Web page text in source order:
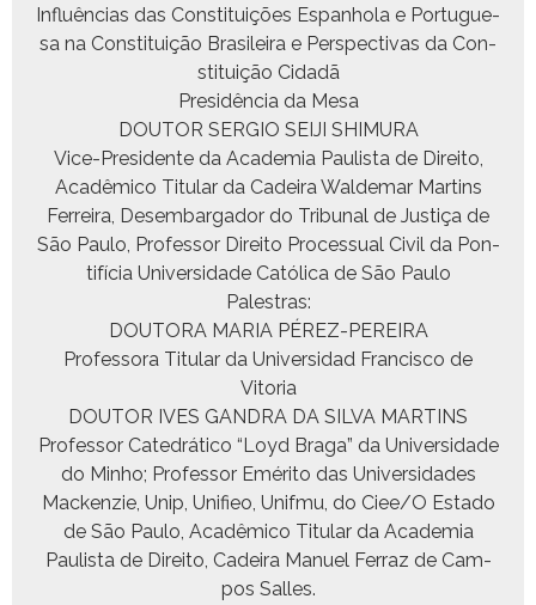
Influên­cias das Con­sti­tu­ições Espan­ho­la e Por­tugue­
sa na Con­sti­tu­ição Brasileira e Per­spec­ti­vas da Con­
sti­tu­ição Cidadã
Presidên­cia da Mesa
DOUTOR SERGIO SEIJI SHIMURA
Vice-Pres­i­dente da Acad­e­mia Paulista de Dire­ito,
Acadêmi­co Tit­u­lar da Cadeira Walde­mar Mar­tins
Fer­reira, Desem­bar­gador do Tri­bunal de Justiça de
São Paulo, Pro­fes­sor Dire­ito Proces­su­al Civ­il da Pon­
tif­í­cia Uni­ver­si­dade Católi­ca de São Paulo
Palestras:
DOUTORA MARIA PÉREZ-PEREIRA
Pro­fes­so­ra Tit­u­lar da Uni­ver­si­dad Fran­cis­co de
Vitoria
DOUTOR IVES GANDRA DA SILVA MARTINS
Pro­fes­sor Cat­e­dráti­co “Loyd Bra­ga” da Uni­ver­si­dade
do Min­ho; Pro­fes­sor Eméri­to das Uni­ver­si­dades
Macken­zie, Unip, Uni­fieo, Unif­mu, do Ciee/O Esta­do
de São Paulo, Acadêmi­co Tit­u­lar da Acad­e­mia
Paulista de Dire­ito, Cadeira Manuel Fer­raz de Cam­
pos Salles.